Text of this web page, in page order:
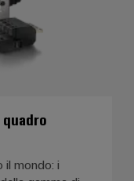
il mondo: i